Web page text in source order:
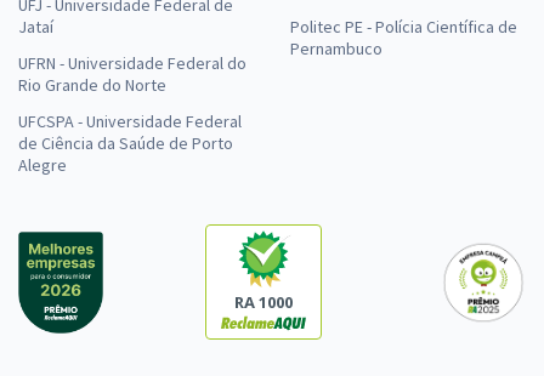
UFJ - Universidade Federal de
Jataí
UFRN - Universidade Federal do
Rio Grande do Norte
UFCSPA - Universidade Federal
de Ciência da Saúde de Porto
Alegre
Politec PE - Polícia Científica de
Pernambuco
RA 1000